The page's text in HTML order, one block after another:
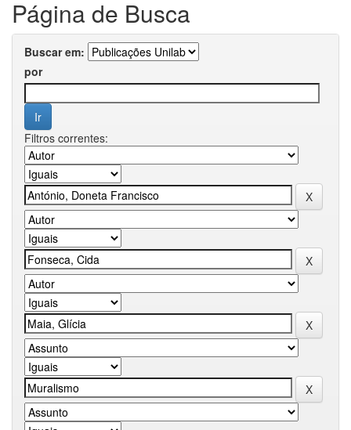
Página de Busca
Buscar em:
por
Filtros correntes: